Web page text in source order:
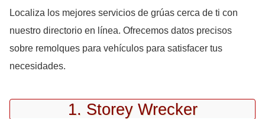
Localiza los mejores servicios de grúas cerca de ti con
nuestro directorio en línea. Ofrecemos datos precisos
sobre remolques para vehículos para satisfacer tus
necesidades.
1. Storey Wrecker